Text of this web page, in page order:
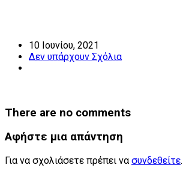
10 Ιουνίου, 2021
Δεν υπάρχουν Σχόλια
There are no comments
Αφήστε μια απάντηση
Για να σχολιάσετε πρέπει νασυνδεθείτε.